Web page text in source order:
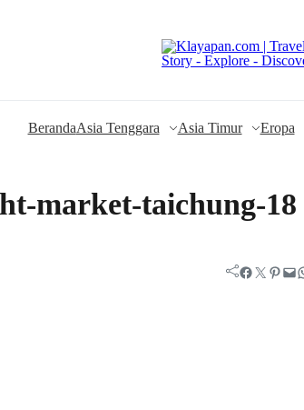
BerandaAsia Tenggara Asia Timur Eropa
market-taichung-18
Facebook Twitter Pinterest Mail WhatsApp